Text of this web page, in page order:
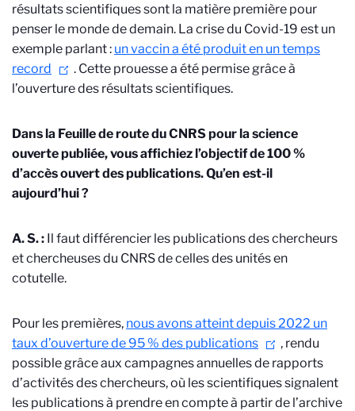
résultats scientifiques sont la matière première pour
penser le monde de demain. La crise du Covid-19 est un
exemple parlant : un vaccin a été produit en un temps
record
. Cette prouesse a été permise grâce à
l’ouverture des résultats scientifiques.
Dans la Feuille de route du CNRS pour la science
ouverte publiée, vous affichiez l’objectif de 100 %
d’accès ouvert des publications. Qu’en est-il
aujourd’hui ?
A. S. : Il faut différencier les publications des chercheurs
et chercheuses du CNRS de celles des unités en
cotutelle.
Pour les premières, nous avons atteint depuis 2022 un
taux d’ouverture de 95 % des publications
, rendu
possible grâce aux campagnes annuelles de rapports
d’activités des chercheurs, où les scientifiques signalent
les publications à prendre en compte à partir de l’archive